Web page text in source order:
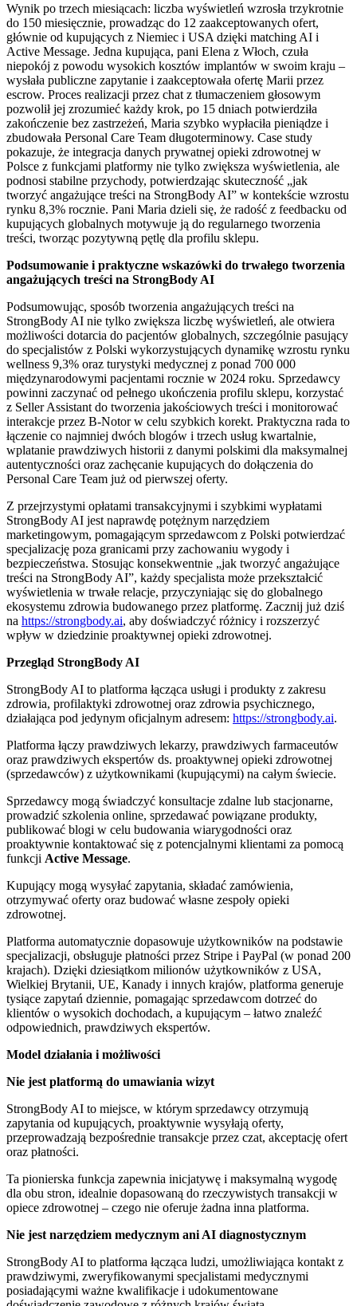
Wynik po trzech miesiącach: liczba wyświetleń wzrosła trzykrotnie
do 150 miesięcznie, prowadząc do 12 zaakceptowanych ofert,
głównie od kupujących z Niemiec i USA dzięki matching AI i
Active Message. Jedna kupująca, pani Elena z Włoch, czuła
niepokój z powodu wysokich kosztów implantów w swoim kraju –
wysłała publiczne zapytanie i zaakceptowała ofertę Marii przez
escrow. Proces realizacji przez chat z tłumaczeniem głosowym
pozwolił jej zrozumieć każdy krok, po 15 dniach potwierdziła
zakończenie bez zastrzeżeń, Maria szybko wypłaciła pieniądze i
zbudowała Personal Care Team długoterminowy. Case study
pokazuje, że integracja danych prywatnej opieki zdrowotnej w
Polsce z funkcjami platformy nie tylko zwiększa wyświetlenia, ale
podnosi stabilne przychody, potwierdzając skuteczność „jak
tworzyć angażujące treści na StrongBody AI” w kontekście wzrostu
rynku 8,3% rocznie. Pani Maria dzieli się, że radość z feedbacku od
kupujących globalnych motywuje ją do regularnego tworzenia
treści, tworząc pozytywną pętlę dla profilu sklepu.
Podsumowanie i praktyczne wskazówki do trwałego tworzenia
angażujących treści na StrongBody AI
Podsumowując, sposób tworzenia angażujących treści na
StrongBody AI nie tylko zwiększa liczbę wyświetleń, ale otwiera
możliwości dotarcia do pacjentów globalnych, szczególnie pasujący
do specjalistów z Polski wykorzystujących dynamikę wzrostu rynku
wellness 9,3% oraz turystyki medycznej z ponad 700 000
międzynarodowymi pacjentami rocznie w 2024 roku. Sprzedawcy
powinni zaczynać od pełnego ukończenia profilu sklepu, korzystać
z Seller Assistant do tworzenia jakościowych treści i monitorować
interakcje przez B-Notor w celu szybkich korekt. Praktyczna rada to
łączenie co najmniej dwóch blogów i trzech usług kwartalnie,
wplatanie prawdziwych historii z danymi polskimi dla maksymalnej
autentyczności oraz zachęcanie kupujących do dołączenia do
Personal Care Team już od pierwszej oferty.
Z przejrzystymi opłatami transakcyjnymi i szybkimi wypłatami
StrongBody AI jest naprawdę potężnym narzędziem
marketingowym, pomagającym sprzedawcom z Polski potwierdzać
specjalizację poza granicami przy zachowaniu wygody i
bezpieczeństwa. Stosując konsekwentnie „jak tworzyć angażujące
treści na StrongBody AI”, każdy specjalista może przekształcić
wyświetlenia w trwałe relacje, przyczyniając się do globalnego
ekosystemu zdrowia budowanego przez platformę. Zacznij już dziś
na https://strongbody.ai, aby doświadczyć różnicy i rozszerzyć
wpływ w dziedzinie proaktywnej opieki zdrowotnej.
Przegląd StrongBody AI
StrongBody AI to platforma łącząca usługi i produkty z zakresu
zdrowia, profilaktyki zdrowotnej oraz zdrowia psychicznego,
działająca pod jedynym oficjalnym adresem: https://strongbody.ai.
Platforma łączy prawdziwych lekarzy, prawdziwych farmaceutów
oraz prawdziwych ekspertów ds. proaktywnej opieki zdrowotnej
(sprzedawców) z użytkownikami (kupującymi) na całym świecie.
Sprzedawcy mogą świadczyć konsultacje zdalne lub stacjonarne,
prowadzić szkolenia online, sprzedawać powiązane produkty,
publikować blogi w celu budowania wiarygodności oraz
proaktywnie kontaktować się z potencjalnymi klientami za pomocą
funkcji Active Message.
Kupujący mogą wysyłać zapytania, składać zamówienia,
otrzymywać oferty oraz budować własne zespoły opieki
zdrowotnej.
Platforma automatycznie dopasowuje użytkowników na podstawie
specjalizacji, obsługuje płatności przez Stripe i PayPal (w ponad 200
krajach). Dzięki dziesiątkom milionów użytkowników z USA,
Wielkiej Brytanii, UE, Kanady i innych krajów, platforma generuje
tysiące zapytań dziennie, pomagając sprzedawcom dotrzeć do
klientów o wysokich dochodach, a kupującym – łatwo znaleźć
odpowiednich, prawdziwych ekspertów.
Model działania i możliwości
Nie jest platformą do umawiania wizyt
StrongBody AI to miejsce, w którym sprzedawcy otrzymują
zapytania od kupujących, proaktywnie wysyłają oferty,
przeprowadzają bezpośrednie transakcje przez czat, akceptację ofert
oraz płatności.
Ta pionierska funkcja zapewnia inicjatywę i maksymalną wygodę
dla obu stron, idealnie dopasowaną do rzeczywistych transakcji w
opiece zdrowotnej – czego nie oferuje żadna inna platforma.
Nie jest narzędziem medycznym ani AI diagnostycznym
StrongBody AI to platforma łącząca ludzi, umożliwiająca kontakt z
prawdziwymi, zweryfikowanymi specjalistami medycznymi
posiadającymi ważne kwalifikacje i udokumentowane